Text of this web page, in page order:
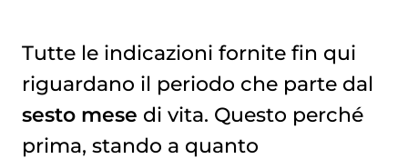
Tutte le indicazioni fornite fin qui
riguardano il periodo che parte dal
sesto mese di vita. Questo perché
prima, stando a quanto